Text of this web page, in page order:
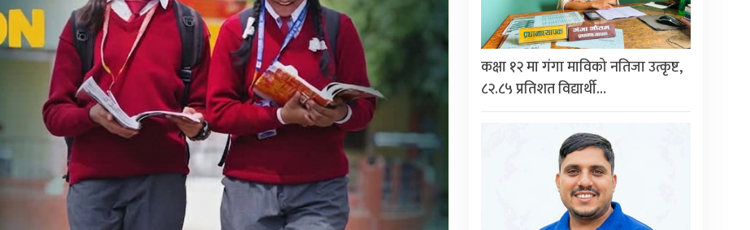
कक्षा १२ मा गंगा माविको नतिजा उत्कृष्ट,
८२.८५ प्रतिशत विद्यार्थी…